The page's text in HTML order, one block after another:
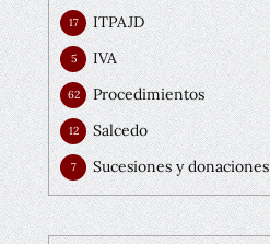
ITPAJD
17
IVA
5
Procedimientos
62
Salcedo
12
Sucesiones y donaciones
7